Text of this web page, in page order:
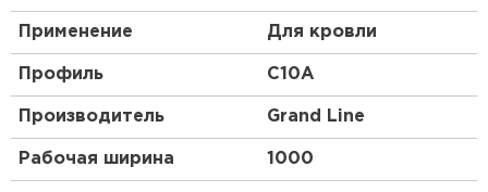
пластмассы.
Применение Для кровли
Профиль C10A
Производитель Grand Line
Рабочая ширина 1000